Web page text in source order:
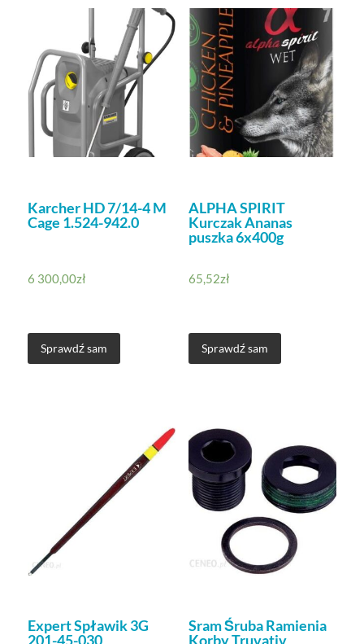
Karcher HD 7/14-4 M
Cage 1.524-942.0
6 300,00zł
Sprawdź sam
ALPHA SPIRIT
Kurczak Ananas
puszka 6x400g
65,52zł
Sprawdź sam
Expert Spławik 3G
201-45-030
Sram Śruba Ramienia
Korby Truvativ